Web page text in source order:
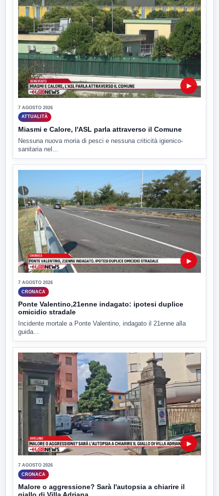
▶
7 AGOSTO 2026
ATTUALITÀ
Miasmi e Calore, l'ASL parla attraverso il Comune
Nessuna nuova moria di pesci e nessuna criticità igienico-
sanitaria nel...
▶
7 AGOSTO 2026
CRONACA
Ponte Valentino,21enne indagato: ipotesi duplice
omicidio stradale
Incidente mortale a Ponte Valentino, indagato il 21enne alla
guida...
▶
7 AGOSTO 2026
CRONACA
Malore o aggressione? Sarà l'autopsia a chiarire il